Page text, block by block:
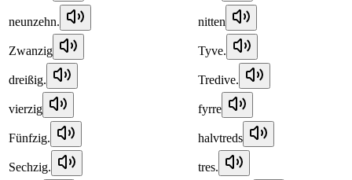
neunzehn. nitten
Zwanzig Tyve.
dreißig. Tredive.
vierzig fyrre
Fünfzig. halvtreds
Sechzig. tres.